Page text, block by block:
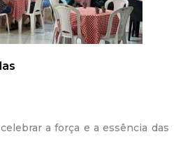
abertas para PCD’s na
Municipal de Assistência